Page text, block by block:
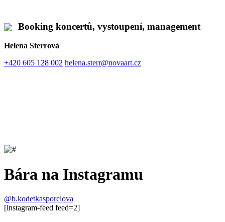
Booking koncertů, vystoupení, management
Helena Sterrová
+420 605 128 002 helena.sterr@novaart.cz
Bára na Instagramu
@b.kodetkasporclova
[instagram-feed feed=2]